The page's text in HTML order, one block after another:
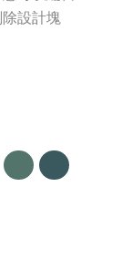
設計塊